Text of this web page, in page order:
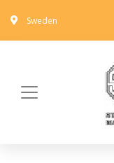
Sweden